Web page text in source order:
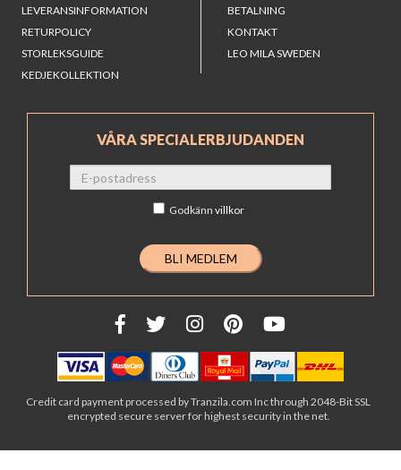
LEVERANSINFORMATION
RETURPOLICY
STORLEKSGUIDE
KEDJEKOLLEKTION
BETALNING
KONTAKT
LEO MILA SWEDEN
VÅRA SPECIALERBJUDANDEN
Godkänn villkor
Credit card payment processed by Tranzila.com Inc through 2048-Bit SSL
encrypted secure server for highest security in the net.